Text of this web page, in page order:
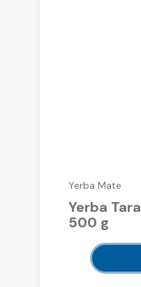
Yerba Mate
Yerba
500 g